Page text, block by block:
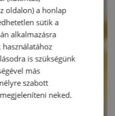
oldalon) a honlap
sütik a
alkalmazásra
is szükségünk
más
szabott
neked.